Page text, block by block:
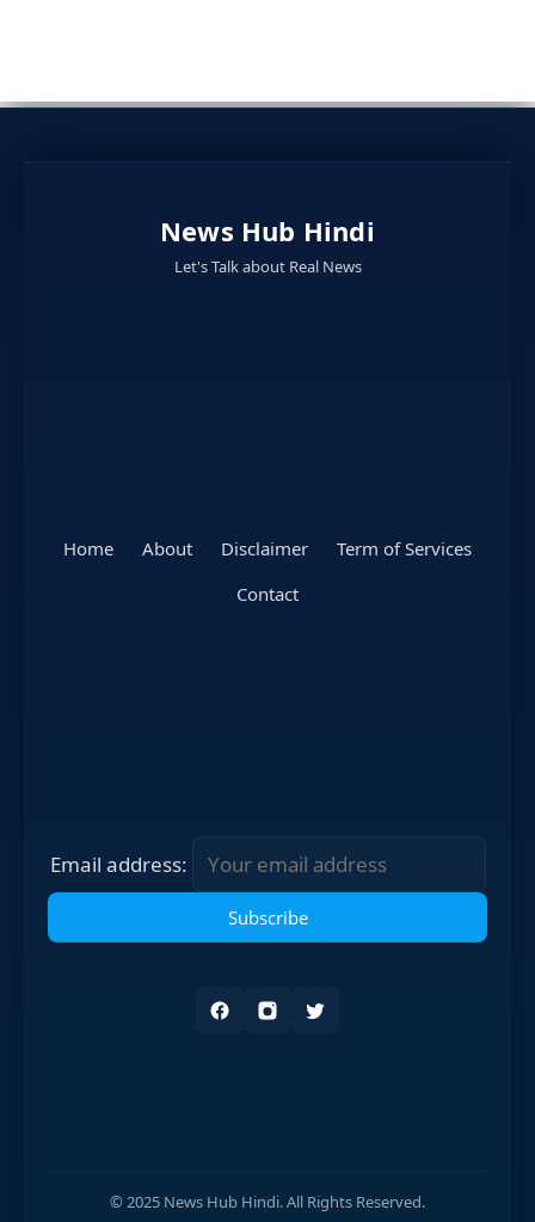
News Hub Hindi
Let's Talk about Real News
Home About Disclaimer
Term of Services
Contact
Email address:
© 2025 News Hub Hindi. All Rights Reserved.